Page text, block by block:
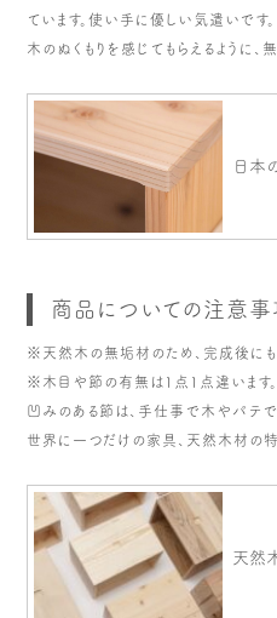
ています。使い手に優しい気遣いです。
木のぬくもりを感じてもらえるように、
商品についての注意事
※天然木の無垢材のため、完成後にも
※木目や節の有無は1点1点違います。
凹みのある節は、手仕事で木やパテで
世界に一つだけの家具、天然木材の特